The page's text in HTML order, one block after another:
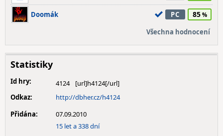
Doomák PC 85
Všechna hodnocení
Statistiky
Id hry:
4124
Odkaz:
http://dbher.cz/h4124
Přidána:
07.09.2010
15 let a 338 dní